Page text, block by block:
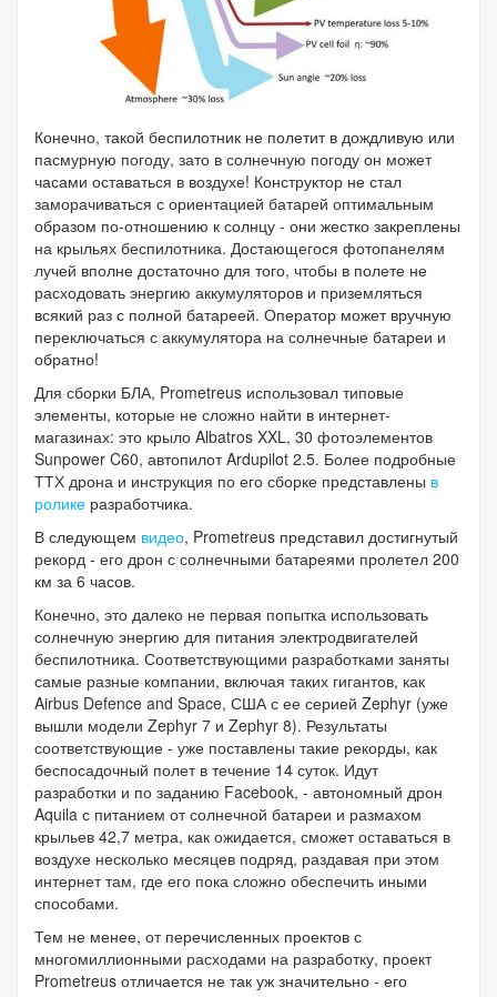
Конечно, такой беспилотник не полетит в дождливую или
пасмурную погоду, зато в солнечную погоду он может
часами оставаться в воздухе! Конструктор не стал
заморачиваться с ориентацией батарей оптимальным
образом по-отношению к солнцу - они жестко закреплены
на крыльях беспилотника. Достающегося фотопанелям
лучей вполне достаточно для того, чтобы в полете не
расходовать энергию аккумуляторов и приземляться
всякий раз с полной батареей. Оператор может вручную
переключаться с аккумулятора на солнечные батареи и
обратно!
Для сборки БЛА, Prometreus использовал типовые
элементы, которые не сложно найти в интернет-
магазинах: это крыло Albatros XXL, 30 фотоэлементов
Sunpower C60, автопилот Ardupilot 2.5. Более подробные
ТТХ дрона и инструкция по его сборке представлены в
ролике разработчика.
В следующем видео, Prometreus представил достигнутый
рекорд - его дрон с солнечными батареями пролетел 200
км за 6 часов.
Конечно, это далеко не первая попытка использовать
солнечную энергию для питания электродвигателей
беспилотника. Соответствующими разработками заняты
самые разные компании, включая таких гигантов, как
Airbus Defence and Space, США с ее серией Zephyr (уже
вышли модели Zephyr 7 и Zephyr 8). Результаты
соответствующие - уже поставлены такие рекорды, как
беспосадочный полет в течение 14 суток. Идут
разработки и по заданию Facebook, - автономный дрон
Aquila с питанием от солнечной батареи и размахом
крыльев 42,7 метра, как ожидается, сможет оставаться в
воздухе несколько месяцев подряд, раздавая при этом
интернет там, где его пока сложно обеспечить иными
способами.
Тем не менее, от перечисленных проектов с
многомиллионными расходами на разработку, проект
Prometreus отличается не так уж значительно - его